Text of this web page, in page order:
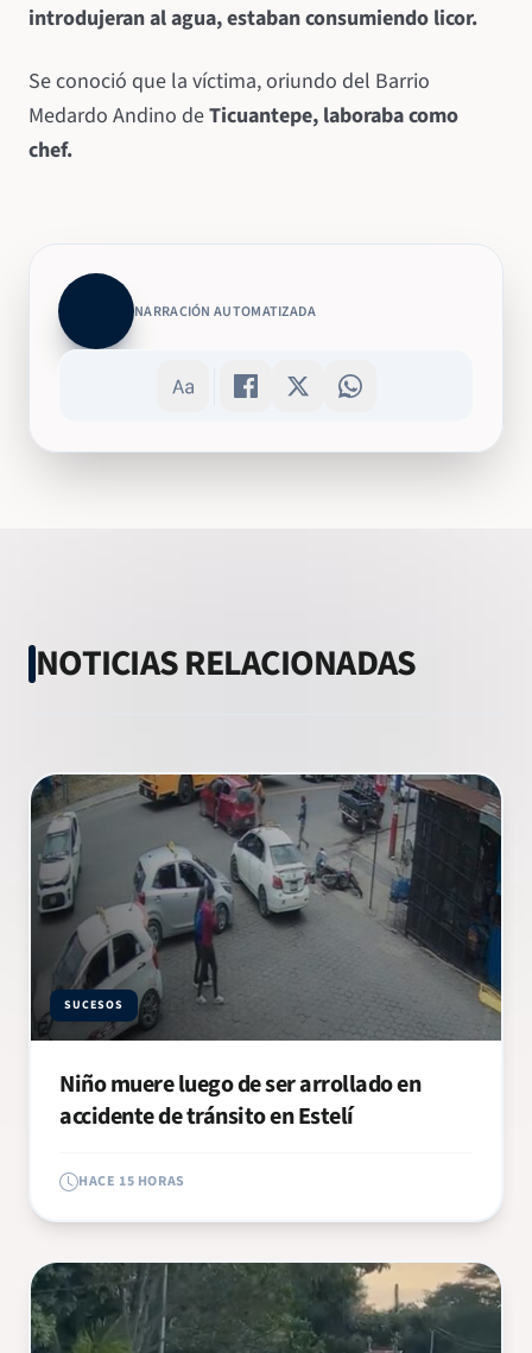
introdujeran al agua, estaban consumiendo licor.
Se conoció que la víctima, oriundo del Barrio
Medardo Andino deTicuantepe, laboraba como
chef.
NARRACIÓN AUTOMATIZADA
NOTICIAS RELACIONADAS
SUCESOS
Niño muere luego de ser arrollado en
accidente de tránsito en Estelí
HACE 15 HORAS